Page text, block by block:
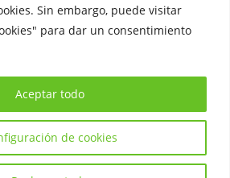
Sin embargo, puede visitar
para dar un consentimiento
de cookies
Aceptar todo
Internacional Joven
reservados.